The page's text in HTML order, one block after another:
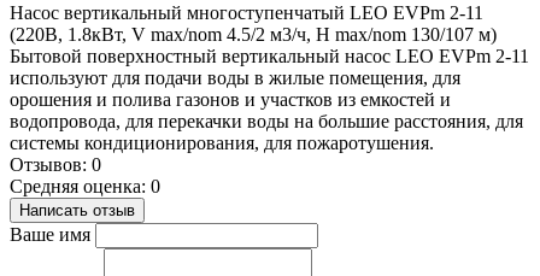
Насос вертикальный многоступенчатый LEO EVPm 2-11
(220В, 1.8кВт, V max/nom 4.5/2 м3/ч, H max/nom 130/107 м)
Бытовой поверхностный вертикальный насос LEO EVPm 2-11
используют для подачи воды в жилые помещения, для
орошения и полива газонов и участков из емкостей и
водопровода, для перекачки воды на большие расстояния, для
системы кондиционирования, для пожаротушения.
Отзывов: 0
Средняя оценка: 0
Написать отзыв
Ваше имя